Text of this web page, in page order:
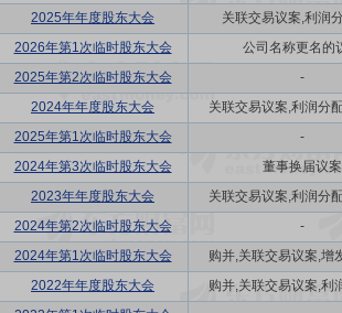
2025年年度股东大会
关联交易议案,利润
2026年第1次临时股东大会
公司名称更名的
2025年第2次临时股东大会
-
2024年年度股东大会
关联交易议案,利润分
2025年第1次临时股东大会
-
2024年第3次临时股东大会
董事换届议案
2023年年度股东大会
关联交易议案,利润分
2024年第2次临时股东大会
-
2024年第1次临时股东大会
购并,关联交易议案,增
2022年年度股东大会
购并,关联交易议案,利